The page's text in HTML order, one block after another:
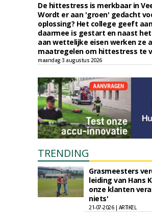
De hittestress is merkbaar in
Wordt er aan 'groen' gedacht
oplossing? Het college geeft
daarmee is gestart en naast
aan wettelijke eisen werken ze
maatregelen om hittestress te
maandag 3 augustus 2026
TRENDING
Grasmeesters
leiding van Hans
onze klanten
niets'
21-07-2026 | ARTIKEL